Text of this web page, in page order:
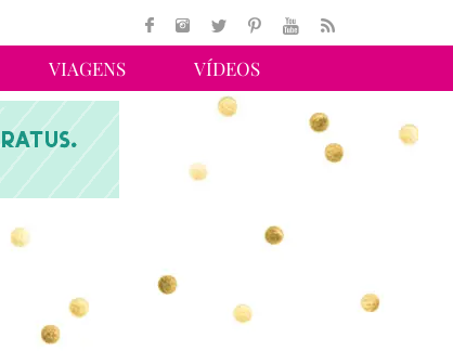
VIAGENS VÍDEOS